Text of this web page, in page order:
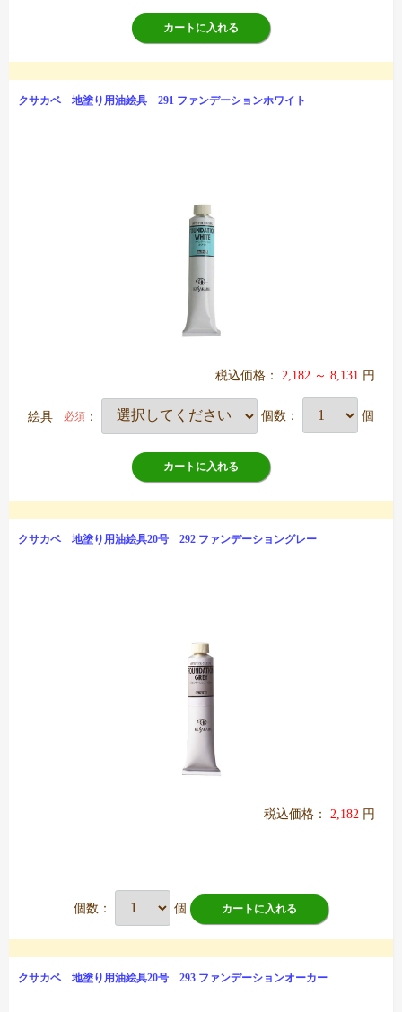
カートに入れる
クサカベ 地塗り用油絵具 291 ファンデーションホワイト
税込価格： 2,182 ～ 8,131 円
絵具 必須 ： 個数： 個
カートに入れる
クサカベ 地塗り用油絵具20号 292 ファンデーショングレー
税込価格： 2,182 円
個数： 個 カートに入れる
クサカベ 地塗り用油絵具20号 293 ファンデーションオーカー